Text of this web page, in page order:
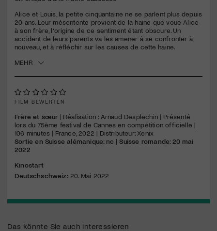
Alice et Louis, la petite cinquantaine ne se parlent plus depuis
20 ans. Leur mésentente provient de la haine que voue Alice
à son frère, l‘origine de ce sentiment étant obscure. Un
accident de leurs parents va les amener à se confronter à
nouveau, et à réfléchir sur les causes de cette haine.
MEHR
FILM BEWERTEN
Frère et sœur | Réalisation : Arnaud Desplechin | Présenté
lors du 75ème festival de Cannes en compétition officielle |
106 minutes | France, 2022 | Distributeur: Xenix
Sortie en Suisse alémanique: nc | Suisse romande: 20 mai
2022
Kinostart
Deutschschweiz:20. Mai 2022
Das könnte Sie auch interessieren
Jetzt Mitglied werden